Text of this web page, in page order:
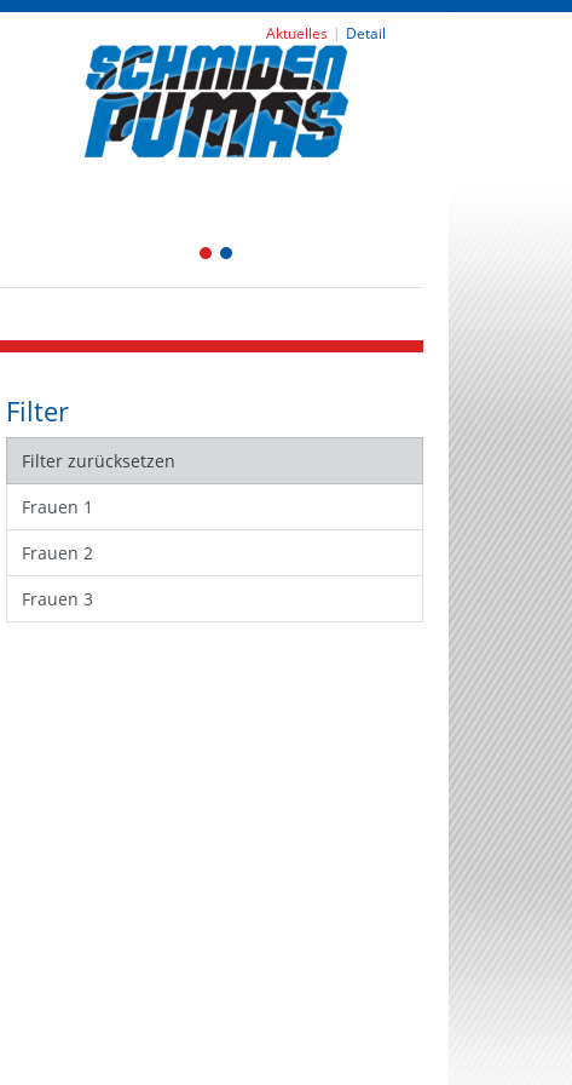
Aktuelles Detail
1 2
Filter
Filter zurücksetzen
Frauen 1
Frauen 2
Frauen 3